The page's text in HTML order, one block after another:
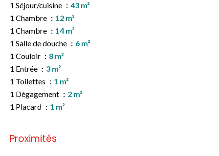
1 Séjour/cuisine
43 m²
1 Chambre
12 m²
1 Chambre
14 m²
1 Salle de douche
6 m²
1 Couloir
8 m²
1 Entrée
3 m²
1 Toilettes
1 m²
1 Dégagement
2 m²
1 Placard
1 m²
Proximités